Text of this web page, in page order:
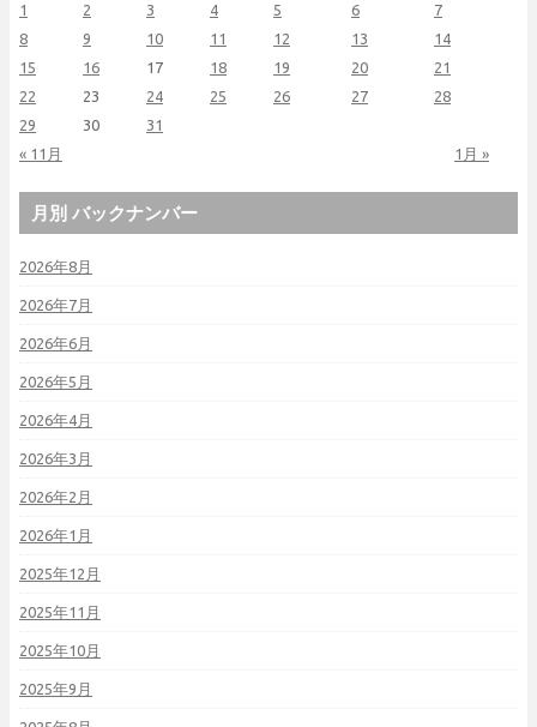
« 11月 1月 »
1 2 3 4 5 6
7
8
9 10 11 12 13
14
15
16 17 18 19 20
21
22
23 24 25 26 27
28
29
30 31
月別 バックナンバー
2026年8月
2026年7月
2026年6月
2026年5月
2026年4月
2026年3月
2026年2月
2026年1月
2025年12月
2025年11月
2025年10月
2025年9月